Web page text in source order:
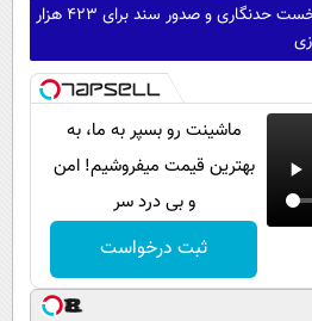
آغاز اجرای مرحله نخست حدنگاری و صدور سند برای ۴۲۳ هزار
ماشینت رو بسپر به ما، به
بهترین قیمت میفروشیم! امن
و بی درد سر
ثبت درخواست